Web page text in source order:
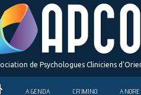
de Psychologues Cliniciens
AGENDA CRIMINO